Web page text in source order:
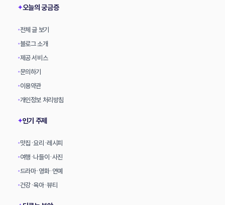
✦오늘의 궁금증
•전체 글 보기
•블로그 소개
•제공 서비스
•문의하기
•이용약관
•개인정보 처리방침
✦인기 주제
•맛집·요리·레시피
•여행·나들이·사진
•드라마·영화·연예
•건강·육아·뷰티